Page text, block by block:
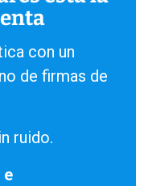
con un
de firmas de
ruido.
e